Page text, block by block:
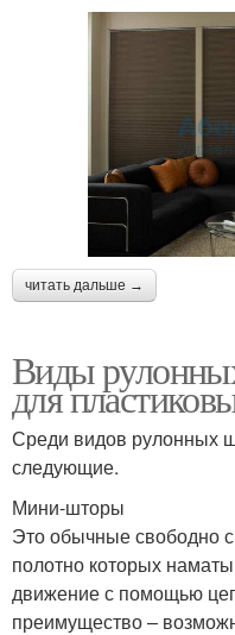
читать дальше →
Виды
для
Среди видов рулонных
следующие.
Мини-шторы
Это обычные свободно
полотно которых
движение с помощью
преимущество –